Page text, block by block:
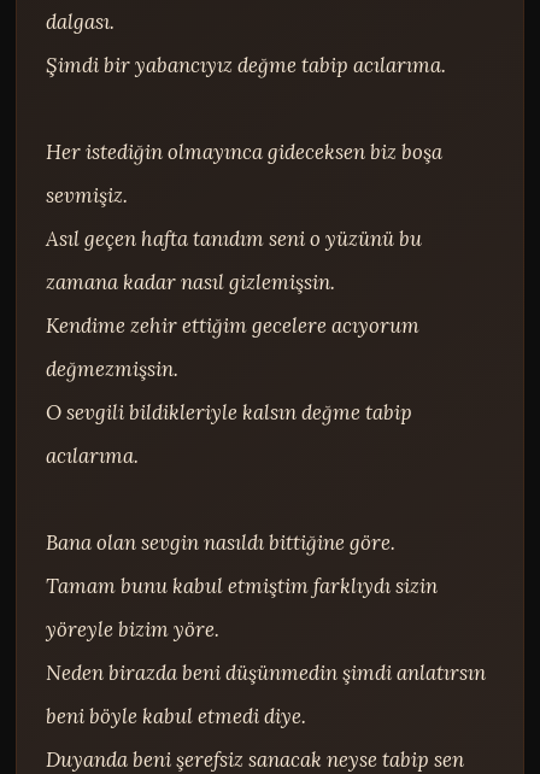
dalgası.
Şimdi bir yabancıyız değme tabip acılarıma.
Her istediğin olmayınca gideceksen biz boşa
sevmişiz.
Asıl geçen hafta tanıdım seni o yüzünü bu
zamana kadar nasıl gizlemişsin.
Kendime zehir ettiğim gecelere acıyorum
değmezmişsin.
O sevgili bildikleriyle kalsın değme tabip
acılarıma.
Bana olan sevgin nasıldı bittiğine göre.
Tamam bunu kabul etmiştim farklıydı sizin
yöreyle bizim yöre.
Neden birazda beni düşünmedin şimdi anlatırsın
beni böyle kabul etmedi diye.
Duyanda beni şerefsiz sanacak neyse tabip sen